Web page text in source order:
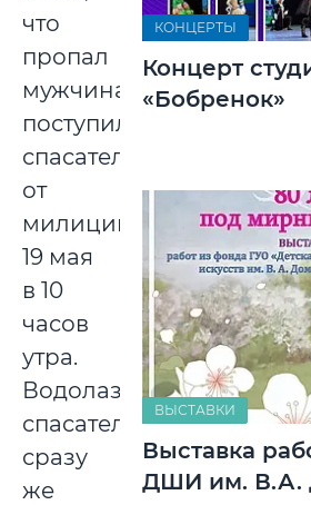
что
пропал
мужчина,
поступило
спасателям
от
милиции
19 мая
в 10
часов
утра.
Водолазы-
спасатели
сразу
же
КОНЦЕРТЫ
Концерт
«Бобренок»
ВЫСТАВКИ
Выставка
ДШИ им. В.А.